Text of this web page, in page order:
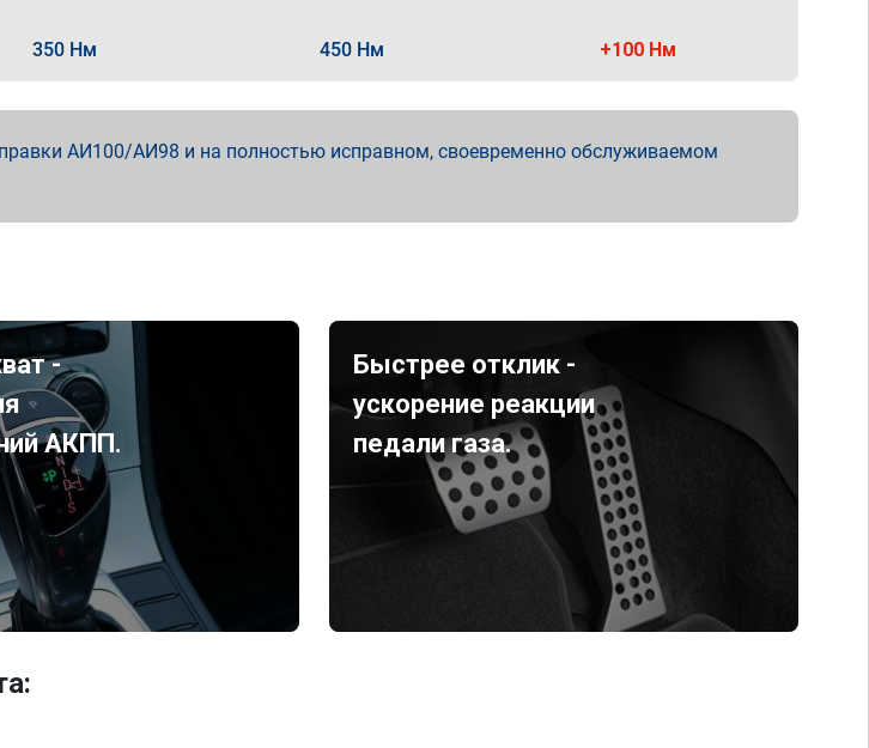
350 Нм 450 Нм +100 Нм
АИ100/АИ98 и на полностью исправном, своевременно обслуживаемом
-
АКПП.
Быстрее отклик -
ускорение реакции
педали газа.